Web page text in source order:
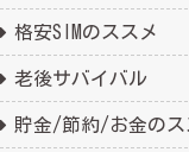
格安SIMのススメ
老後サバイバル
貯金/節約/お金のス